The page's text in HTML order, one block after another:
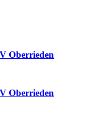
Oberrieden
Oberrieden